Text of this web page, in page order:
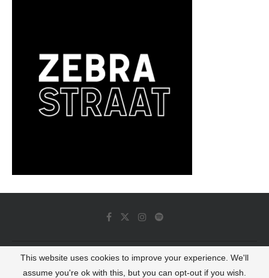
© 2022 - Luminous Dash All Rights Reserved
This website uses cookies to improve your experience. We'll
assume you're ok with this, but you can opt-out if you wish.